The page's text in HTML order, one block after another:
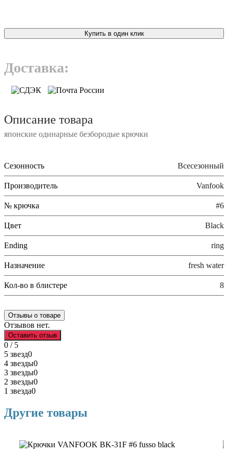
Купить в один клик
Доставка:
Описание товара
японские одинарные безбородые крючки
Сезонность Всесезонный
Производитель Vanfook
№ крючка #6
Цвет Black
Ending ring
Назначение fresh water
Кол-во в блистере 8
Отзывы о товаре
Отзывов нет.
Оставить отзыв
0 / 5
5 звезд0
4 звезды0
3 звезды0
2 звезды0
1 звезда0
Другие товары